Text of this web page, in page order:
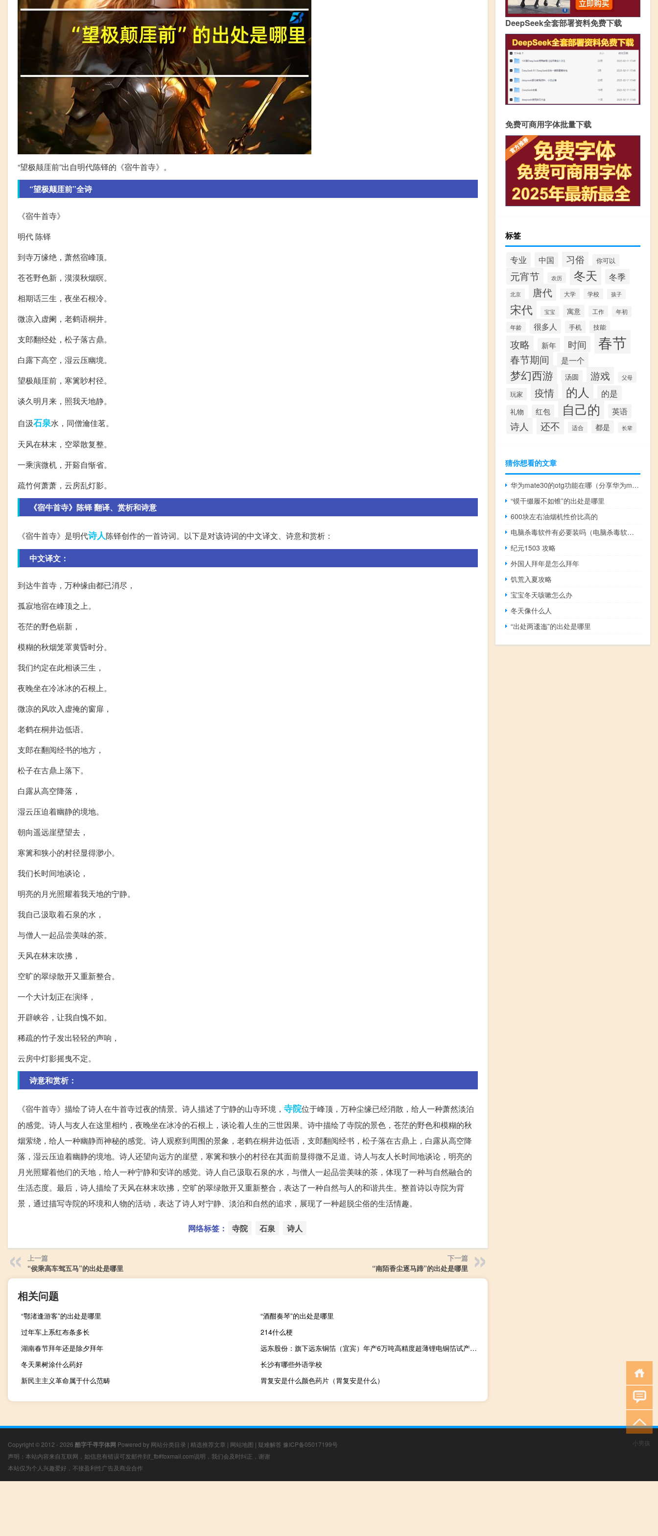
“望极颠厓前”出自明代陈铎的《宿牛首寺》。
“望极颠厓前”全诗
《宿牛首寺》
明代 陈铎
到寺万缘绝，萧然宿峰顶。
苍苍野色新，漠漠秋烟暝。
相期话三生，夜坐石根冷。
微凉入虚阑，老鹤语桐井。
支郎翻经处，松子落古鼎。
白露下高空，湿云压幽境。
望极颠厓前，寒篱眇村径。
谈久明月来，照我天地静。
自汲石泉水，同僧瀹佳茗。
天风在林末，空翠散复整。
一乘演微机，开谿自惭省。
疏竹何萧萧，云房乱灯影。
《宿牛首寺》陈铎 翻译、赏析和诗意
《宿牛首寺》是明代诗人陈铎创作的一首诗词。以下是对该诗词的中文译文、诗意和赏析：
中文译文：
到达牛首寺，万种缘由都已消尽，
孤寂地宿在峰顶之上。
苍茫的野色崭新，
模糊的秋烟笼罩黄昏时分。
我们约定在此相谈三生，
夜晚坐在冷冰冰的石根上。
微凉的风吹入虚掩的窗扉，
老鹤在桐井边低语。
支郎在翻阅经书的地方，
松子在古鼎上落下。
白露从高空降落，
湿云压迫着幽静的境地。
朝向遥远崖壁望去，
寒篱和狭小的村径显得渺小。
我们长时间地谈论，
明亮的月光照耀着我天地的宁静。
我自己汲取着石泉的水，
与僧人一起品尝美味的茶。
天风在林末吹拂，
空旷的翠绿散开又重新整合。
一个大计划正在演绎，
开辟峡谷，让我自愧不如。
稀疏的竹子发出轻轻的声响，
云房中灯影摇曳不定。
诗意和赏析：
《宿牛首寺》描绘了诗人在牛首寺过夜的情景。诗人描述了宁静的山寺环境， 寺院位于峰顶，万种尘缘已经消散，给人一种萧然淡泊
的感觉。诗人与友人在这里相约，夜晚坐在冰冷的石根上，谈论着人生的三世因果。诗中描绘了寺院的景色，苍茫的野色和模糊的秋
烟萦绕，给人一种幽静而神秘的感觉。诗人观察到周围的景象，老鹤在桐井边低语，支郎翻阅经书，松子落在古鼎上，白露从高空降
落，湿云压迫着幽静的境地。诗人还望向远方的崖壁，寒篱和狭小的村径在其面前显得微不足道。诗人与友人长时间地谈论，明亮的
月光照耀着他们的天地，给人一种宁静和安详的感觉。诗人自己汲取石泉的水，与僧人一起品尝美味的茶，体现了一种与自然融合的
生活态度。最后，诗人描绘了天风在林末吹拂，空旷的翠绿散开又重新整合，表达了一种自然与人的和谐共生。整首诗以寺院为背
景，通过描写寺院的环境和人物的活动，表达了诗人对宁静、淡泊和自然的追求，展现了一种超脱尘俗的生活情趣。
网络标签： 寺院 石泉 诗人
上一篇
“侯乘高车驾五马”的出处是哪里
下一篇
“南陌香尘逐马蹄”的出处是哪里
相关问题
“鄂渚逢游客”的出处是哪里
“酒酣奏琴”的出处是哪里
过年车上系红布条多长
214什么梗
湖南春节拜年还是除夕拜年
远东股份：旗下远东铜箔（宜宾）年产6万吨高精度超薄锂电铜箔试产成功
冬天果树涂什么药好
长沙有哪些外语学校
新民主主义革命属于什么范畴
胃复安是什么颜色药片（胃复安是什么）
DeepSeek全套部署资料免费下载
免费可商用字体批量下载
标签
专业 中国 习俗 你可以
元宵节 农历 冬天 冬季
北京 唐代 大学 学校 孩子
宋代 宝宝 寓意 工作
年初
年龄
很多人 手机 技能
攻略 新年 时间 春节
春节期间 是一个
梦幻西游 汤圆 游戏 父母
玩家 疫情 的人 的是
礼物 红包 自己的 英语
诗人 还不 适合 都是 长辈
猜你想看的文章
华为mate30的otg功能在哪（分享华为mate30如何开启otg功能）
“镆干缀履不如锥”的出处是哪里
600块左右油烟机性价比高的
电脑杀毒软件有必要装吗（电脑杀毒软件）
纪元1503 攻略
外国人拜年是怎么拜年
饥荒入夏攻略
宝宝冬天咳嗽怎么办
冬天像什么人
“出处两逶迤”的出处是哪里
Copyright © 2012 - 2026 酷字千寻字体网 Powered by 网站分类目录 | 精选推荐文章 | 网站地图 | 疑难解答 豫ICP备05017199号
声明：本站内容来自互联网，如信息有错误可发邮件到f_fb#foxmail.com说明，我们会及时纠正，谢谢
本站仅为个人兴趣爱好，不接盈利性广告及商业合作
小男孩